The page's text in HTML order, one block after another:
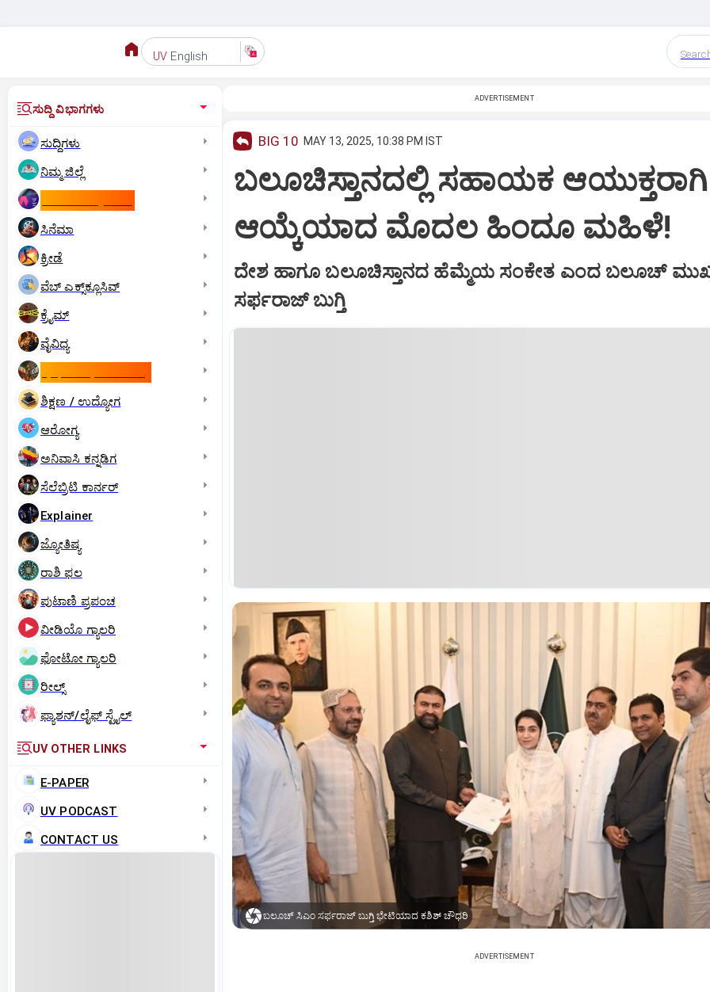
UV English
ಸುದ್ದಿ ವಿಭಾಗಗಳು
ಸುದ್ದಿಗಳು
ನಿಮ್ಮ ಜಿಲ್ಲೆ
ಸಿನೆಮಾ
ಕ್ರೀಡೆ
ವೆಬ್ ಎಕ್ಸ್‌ಕ್ಲೂಸಿವ್
ಕ್ರೈಮ್
ವೈವಿಧ್ಯ
ಶಿಕ್ಷಣ / ಉದ್ಯೋಗ
ಆರೋಗ್ಯ
ಅನಿವಾಸಿ ಕನ್ನಡಿಗ
ಸೆಲೆಬ್ರಿಟಿ ಕಾರ್ನರ್‌
Explainer
ಜ್ಯೋತಿಷ್ಯ
ರಾಶಿ ಫಲ
ಪುಟಾಣಿ ಪ್ರಪಂಚ
ವೀಡಿಯೊ ಗ್ಯಾಲರಿ
ಫೋಟೋ ಗ್ಯಾಲರಿ
ರೀಲ್ಸ್
ಫ್ಯಾಶನ್/ಲೈಫ್‌ ಸ್ಟೈಲ್
UV OTHER LINKS
E-PAPER
UV PODCAST
CONTACT US
ADVERTISEMENT
BIG 10 MAY 13, 2025, 10:38 PM IST
ಬಲೂಚಿಸ್ತಾನದಲ್ಲಿ ಸಹಾಯಕ ಆಯುಕ್ತರಾಗಿ
ಆಯ್ಕೆಯಾದ ಮೊದಲ ಹಿಂದೂ ಮಹಿಳೆ!
ದೇಶ ಹಾಗೂ ಬಲೂಚಿಸ್ತಾನದ ಹೆಮ್ಮೆಯ ಸಂಕೇತ ಎಂದ ಬಲೂಚ್‌
ಸರ್ಫರಾಜ್‌ ಬುಗ್ತಿ
ಬಲೂಚ್‌ ಸಿಎಂ ಸರ್ಫರಾಜ್‌ ಬುಗ್ತಿ ಭೇಟಿಯಾದ ಕಶಿಶ್‌ ಚೌಧರಿ
ADVERTISEMENT